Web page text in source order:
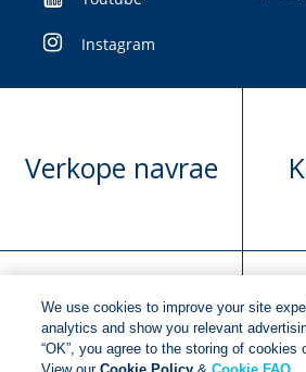
Instagram
Verkope navrae
Manuskrip
voorlegging
We use cookies to improve your site
analytics and show you relevant
“OK”, you agree to the storing of cookies